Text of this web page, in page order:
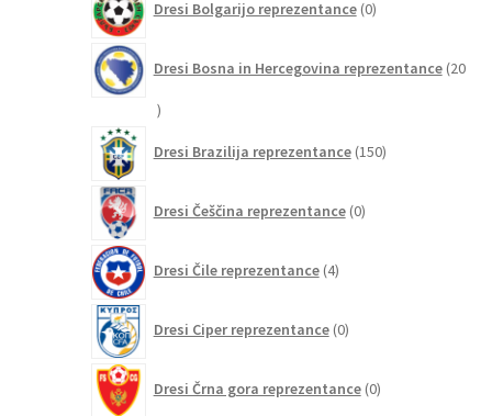
Dresi Bolgarijo reprezentance 0izdelkov
Dresi Bosna in Hercegovina reprezentance 20
20
Dresi Brazilija reprezentance 150izdelkov
Dresi Češčina reprezentance 0izdelkov
Dresi Čile reprezentance 4izdelki
Dresi Ciper reprezentance 0izdelkov
Dresi Črna gora reprezentance 0izdelkov